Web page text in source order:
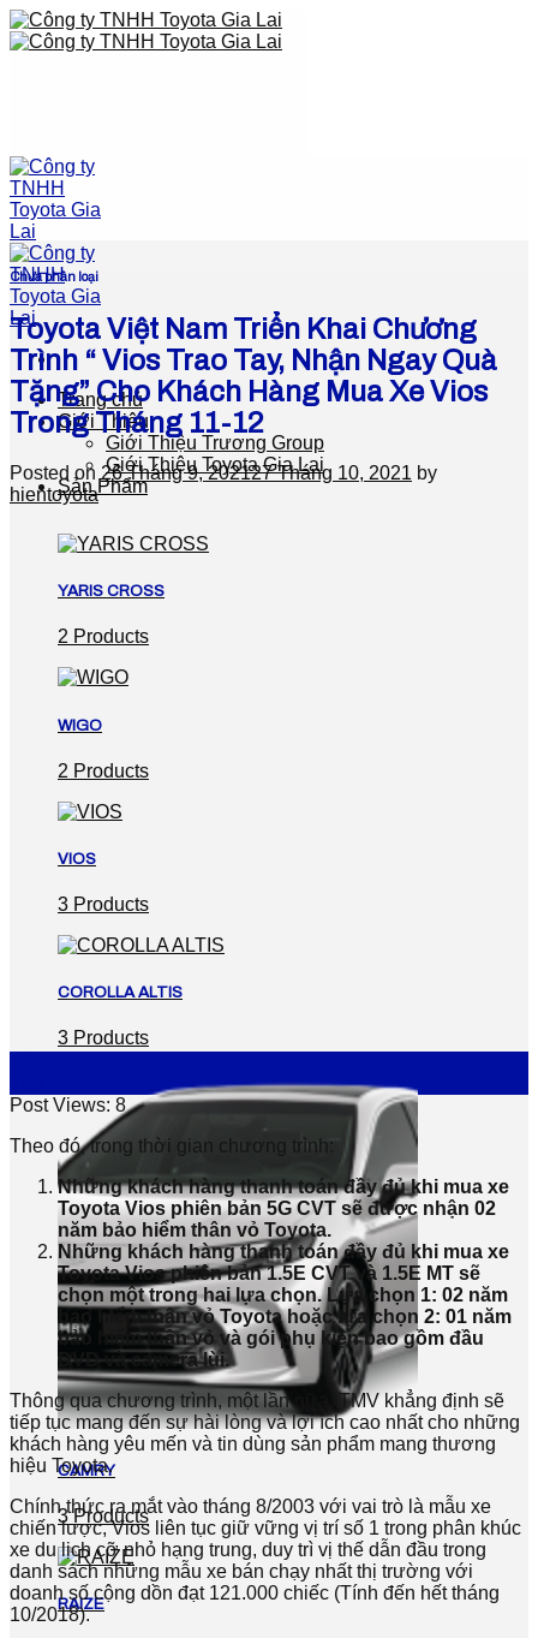
Skip
to
Trang chủ
Giới Thiệu
Giới Thiệu Trương Group
Giới Thiệu Toyota Gia Lai
Sản Phẩm
YARIS CROSS
2 Products
WIGO
2 Products
VIOS
3 Products
COROLLA ALTIS
3 Products
CAMRY
3 Products
RAIZE
Chưa phân loại
Toyota Việt Nam Triển Khai Chương
Trình “ Vios Trao Tay, Nhận Ngay Quà
Tặng” Cho Khách Hàng Mua Xe Vios
Trong Tháng 11-12
Posted on 26 Tháng 9, 202127 Tháng 10, 2021 by
hientoyota
Post Views: 8
Theo đó, trong thời gian chương trình:
Những khách hàng thanh toán đầy đủ khi mua xe
ToyotaVios phiên bản 5G CVT sẽ được nhận 02
năm bảo hiểm thân vỏ Toyota.
Những khách hàng thanh toán đầy đủ khi mua xe
Toyota Viosphiên bản 1.5E CVT và 1.5E MT sẽ
chọn một trong hai lựa chọn. Lựa chọn 1: 02 năm
bảo hiểm thân vỏ Toyota hoặc lựa chọn 2: 01 năm
bảo hiểm thân vỏ và gói phụ kiện bao gồm đầu
DVD và camera lùi.
Thông qua chương trình, một lần nữa, TMV khẳng định sẽ
tiếp tục mang đến sự hài lòng và lợi ích cao nhất cho những
khách hàng yêu mến và tin dùng sản phẩm mang thương
hiệu Toyota.
Chính thức ra mắt vào tháng 8/2003 với vai trò là mẫu xe
chiến lược, Vios liên tục giữ vững vị trí số 1 trong phân khúc
xe du lịch cỡ nhỏ hạng trung, duy trì vị thế dẫn đầu trong
danh sách những mẫu xe bán chạy nhất thị trường với
doanh số cộng dồn đạt 121.000 chiếc (Tính đến hết tháng
10/2018).